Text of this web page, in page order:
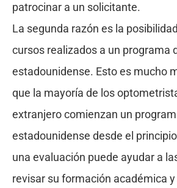
patrocinar a un solicitante.
La segunda razón es la
cursos realizados a un programa
estadounidense. Esto es mucho
que la mayoría de los
extranjero comienzan un
estadounidense desde el
una evaluación puede ayudar a
revisar su formación académica